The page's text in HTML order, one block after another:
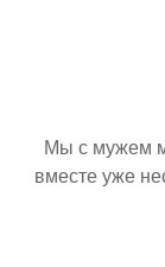
Мы с мужем
вместе уже